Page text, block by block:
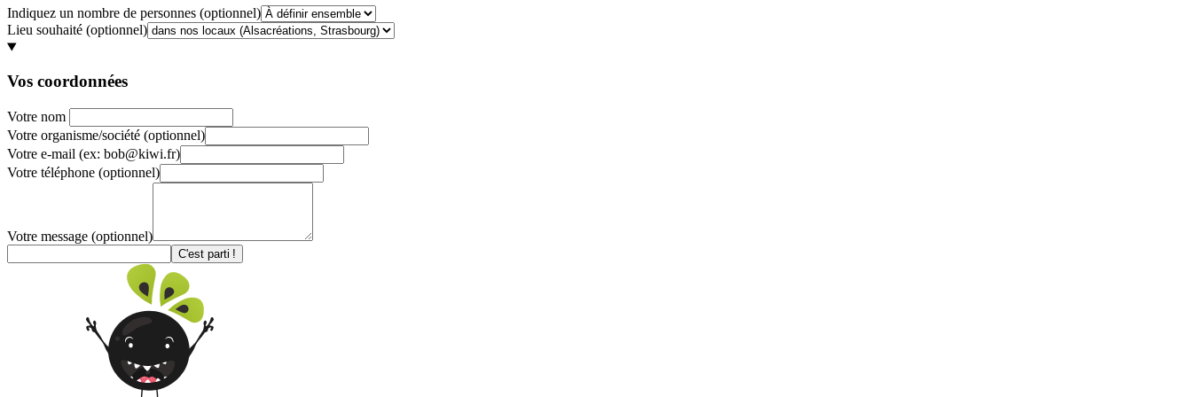
Indiquez un nombre de personnes (optionnel)
Lieu souhaité (optionnel)
Vos coordonnées
Votre nom
Votre organisme/société (optionnel)
Votre e-mail (ex: bob@kiwi.fr)
Votre téléphone (optionnel)
Votre message (optionnel)
C'est parti !